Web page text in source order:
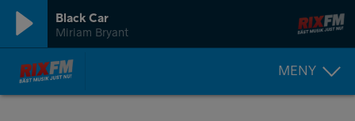
Black Car
Miriam Bryant
MENY